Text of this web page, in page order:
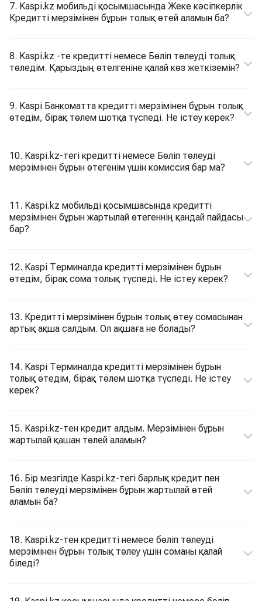
7. Kaspi.kz мобильді қосымшасында Жеке кәсіпкерлік
Кредитті мерзімінен бұрын толық өтей аламын ба?
8. Kaspi.kz -те кредитті немесе Бөліп төлеуді толық
төледім. Қарыздың өтелгеніне қалай көз жеткіземін?
9. Kaspi Банкоматта кредитті мерзімінен бұрын толық
өтедім, бірақ төлем шотқа түспеді. Не істеу керек?
10. Kaspi.kz-тегі кредитті немесе Бөліп төлеуді
мерзімінен бұрын өтегенім үшін комиссия бар ма?
11. Kaspi.kz мобильді қосымшасында кредитті
мерзімінен бұрын жартылай өтегеннің қандай пайдасы
бар?
12. Kaspi Терминалда кредитті мерзімінен бұрын
өтедім, бірақ сома толық түспеді. Не істеу керек?
13. Кредитті мерзімінен бұрын толық өтеу сомасынан
артық ақша салдым. Ол ақшаға не болады?
14. Kaspi Терминалда кредитті мерзімінен бұрын
толық өтедім, бірақ төлем шотқа түспеді. Не істеу
керек?
15. Kaspi.kz-тен кредит алдым. Мерзімінен бұрын
жартылай қашан төлей аламын?
16. Бір мезгілде Kaspi.kz-тегі барлық кредит пен
Бөліп төлеуді мерзімінен бұрын жартылай өтей
аламын ба?
18. Kaspi.kz-тен кредитті немесе бөліп төлеуді
мерзімінен бұрын толық төлеу үшін соманы қалай
біледі?